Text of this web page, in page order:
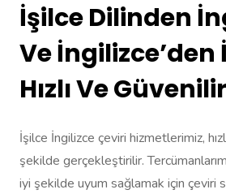
İşilce Dilinden
Ve İngilizce’den
Hızlı Ve
İşilce İngilizce çeviri hizmetlerimiz,
şekilde gerçekleştirilir.
iyi şekilde uyum sağlamak için çeviri